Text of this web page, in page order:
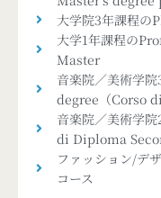
大学院3年課程の
大学1年課程の
Master
音楽院／美術学
degree（Corso
音楽院／美術学
di Diploma
ファッション/デ
コース